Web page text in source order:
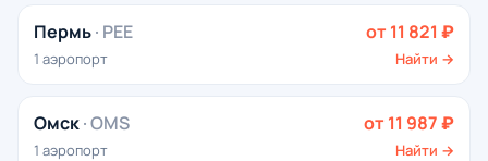
Пермь· PEE
1 аэропорт
от 11 821 ₽
Найти →
Омск· OMS
1 аэропорт
от 11 987 ₽
Найти →